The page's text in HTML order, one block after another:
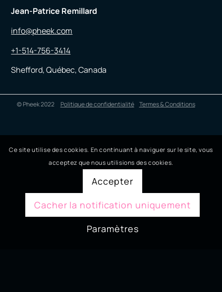
Jean-Patrice Remillard
info@pheek.com
+1-514-756-3414
Shefford, Québec, Canada
© Pheek 2022 Politique de confidentialité Termes & Conditions
Ce site utilise des cookies. En continuant à naviguer sur le site, vous
acceptez que nous utilisions des cookies.
Accepter
Cacher la notification uniquement
Paramètres